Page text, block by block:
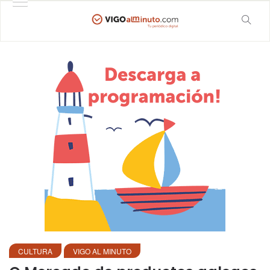
CULTURA VIGO AL MINUTO